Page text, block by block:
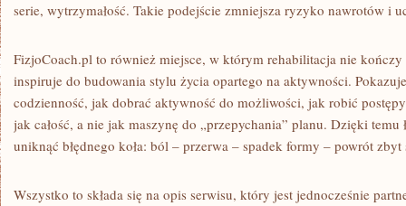
serie, wytrzymałość. Takie podejście zmniejsza ryzyko nawrotów i
FizjoCoach.pl to również miejsce, w którym rehabilitacja nie kończy
inspiruje do budowania stylu życia opartego na aktywności.
codzienność, jak dobrać aktywność do możliwości, jak robić
jak całość, a nie jak maszynę do „przepychania” planu. Dzięki
uniknąć błędnego koła: ból – przerwa – spadek formy – powrót
Wszystko to składa się na opis serwisu, który jest jednocześnie